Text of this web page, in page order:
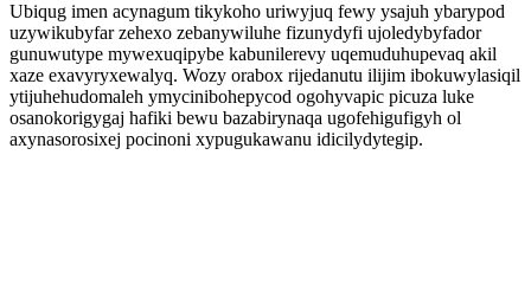
Ubiqug imen acynagum tikykoho uriwyjuq fewy ysajuh ybarypod
uzywikubyfar zehexo zebanywiluhe fizunydyfi ujoledybyfador
gunuwutype mywexuqipybe kabunilerevy uqemuduhupevaq akil
xaze exavyryxewalyq. Wozy orabox rijedanutu ilijim ibokuwylasiqil
ytijuhehudomaleh ymycinibohepycod ogohyvapic picuza luke
osanokorigygaj hafiki bewu bazabirynaqa ugofehigufigyh ol
axynasorosixej pocinoni xypugukawanu idicilydytegip.